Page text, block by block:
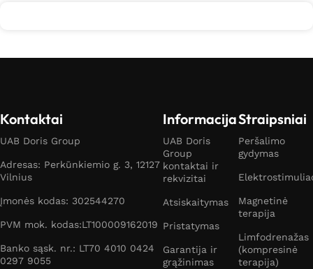
Kontaktai
UAB Doris Group
Adresas: Perkūnkiemio g. 3, 12127
Vilnius
Įmonės kodas: 302544270
PVM mok. kodas:LT100009162019
Banko sąsk. nr.: LT70 4010 0424
0297 9055
Informacija
UAB Doris
Group
kontaktai ir
rekvizitai
Atsiskaitymas
Pristatymas
Garantija ir
grąžinimas
Straipsniai
Peršalimo
gydymas
Magnetinė
terapija
Limfodrenažas
(kompresinė
terapija)